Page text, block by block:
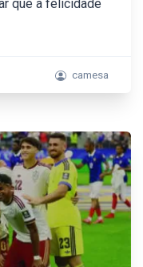
que a felicidade
camesa